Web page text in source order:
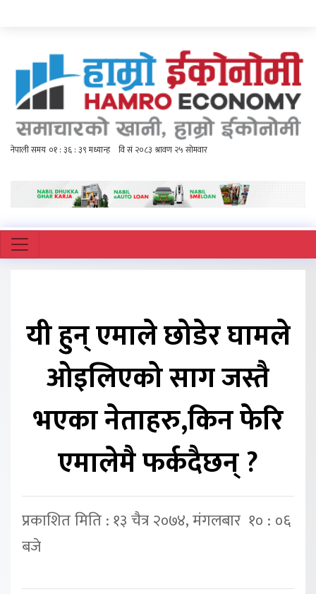
यी हुन् एमाले छोडेर घामले
ओइलिएको साग जस्तै
भएका नेताहरु,किन फेरि
एमालेमै फर्कदैछन् ?
प्रकाशित मिति : १३ चैत्र २०७४, मंगलबार १० : ०६
बजे